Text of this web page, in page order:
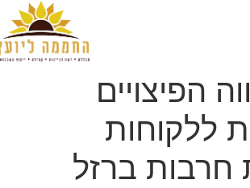
הפיצויים
ללקוחות
ברזל